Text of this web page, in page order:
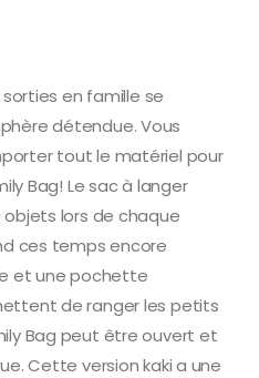
en famille se
détendue. Vous
tout le matériel pour
Bag! Le sac à langer
lors de chaque
ces temps encore
et une pochette
de ranger les petits
Bag peut être ouvert et
Cette version kaki a une